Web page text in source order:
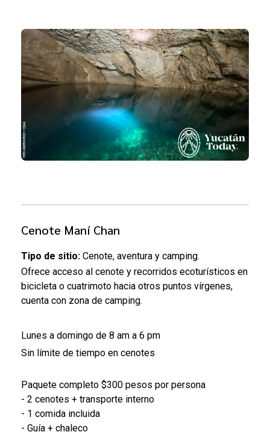
Cenote Maní Chan
Tipo de sitio: Cenote, aventura y camping.
Ofrece acceso al cenote y recorridos ecoturísticos en
bicicleta o cuatrimoto hacia otros puntos vírgenes,
cuenta con zona de camping.
Lunes a domingo de 8 am a 6 pm
Sin límite de tiempo en cenotes
Paquete completo $300 pesos por persona
- 2 cenotes + transporte interno
- 1 comida incluida
- Guía + chaleco